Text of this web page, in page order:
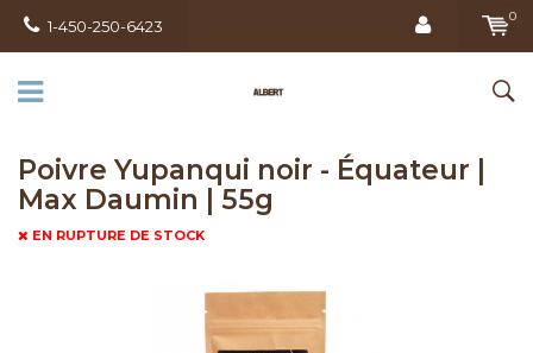
1-450-250-6423
0
Poivre Yupanqui noir - Équateur |
Max Daumin | 55g
EN RUPTURE DE STOCK